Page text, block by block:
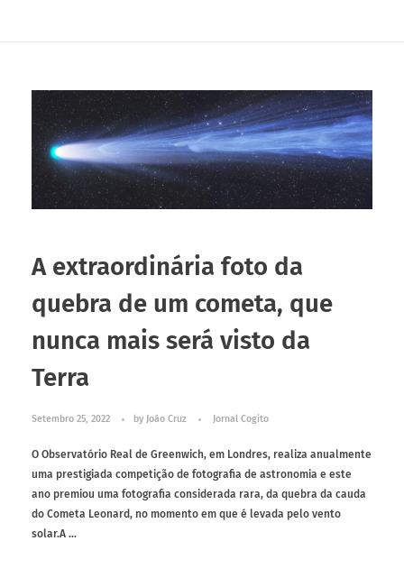
A extraordinária foto da
quebra de um cometa, que
nunca mais será visto da
Terra
Setembro 25, 2022 by João Cruz Jornal Cogito
O Observatório Real de Greenwich, em Londres, realiza anualmente
uma prestigiada competição de fotografia de astronomia e este
ano premiou uma fotografia considerada rara, da quebra da cauda
do Cometa Leonard, no momento em que é levada pelo vento
solar.A ...